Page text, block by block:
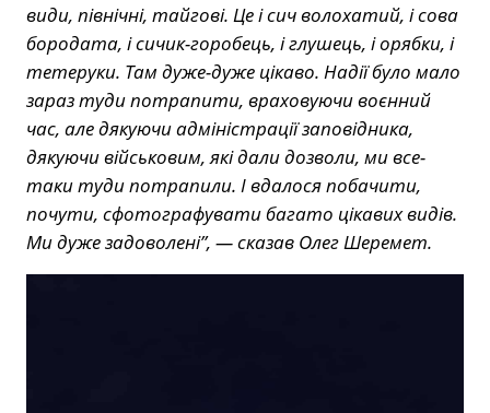
види, північні, тайгові. Це і сич волохатий, і сова
бородата, і сичик-горобець, і глушець, і орябки, і
тетеруки. Там дуже-дуже цікаво. Надії було мало
зараз туди потрапити, враховуючи воєнний
час, але дякуючи адміністрації заповідника,
дякуючи військовим, які дали дозволи, ми все-
таки туди потрапили. І вдалося побачити,
почути, сфотографувати багато цікавих видів.
Ми дуже задоволені”, — сказав Олег Шеремет.